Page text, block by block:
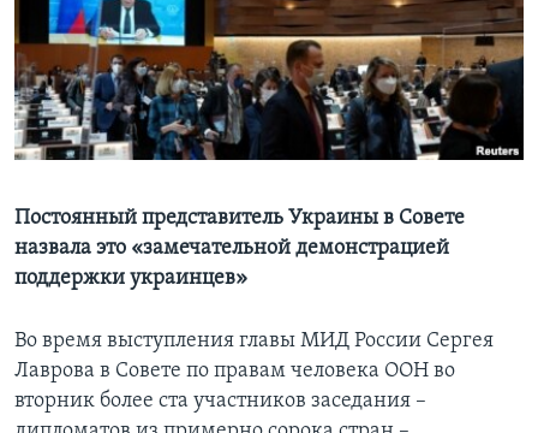
Learning English
СОЦИАЛЬНЫЕ СЕТИ
Языки
Постоянный представитель Украины в Совете
назвала это «замечательной демонстрацией
поддержки украинцев»
Во время выступления главы МИД России Сергея
Лаврова в Совете по правам человека ООН во
вторник более ста участников заседания –